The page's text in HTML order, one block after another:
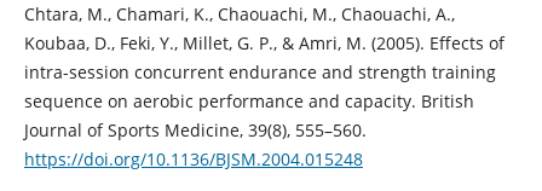
Chtara, M., Chamari, K., Chaouachi, M., Chaouachi, A.,
Koubaa, D., Feki, Y., Millet, G. P., & Amri, M. (2005). Effects of
intra-session concurrent endurance and strength training
sequence on aerobic performance and capacity. British
Journal of Sports Medicine, 39(8), 555–560.
https://doi.org/10.1136/BJSM.2004.015248